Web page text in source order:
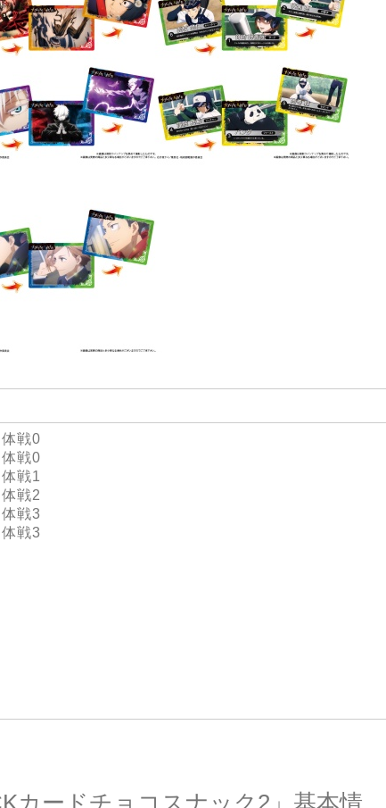
戦0
戦0
戦1
戦2
戦3
戦3
カードチョコスナック2」基本情